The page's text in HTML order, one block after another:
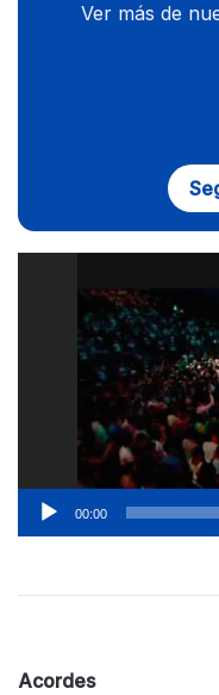
Ver más de
00:00
Acordes